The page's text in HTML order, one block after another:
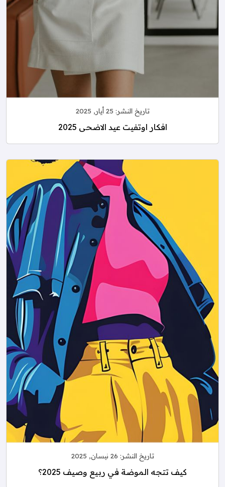
تاريخ النشر: 25 أيار, 2025
افكار اوتفيت عيد الاضحى 2025
تاريخ النشر: 26 نيسان, 2025
كيف تتجه الموضة في ربيع وصيف 2025؟